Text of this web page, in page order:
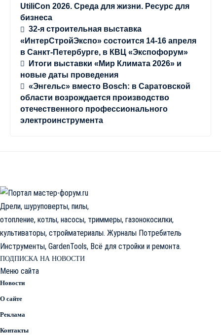
UtiliCon 2026. Среда для жизни. Ресурс для
бизнеса
32-я строительная выставка
«ИнтерСтройЭкспо» состоится 14-16 апреля
в Санкт-Петербурге, в КВЦ «Экспофорум»
Итоги выставки «Мир Климата 2026» и
новые даты проведения
«Энгельс» вместо Bosch: в Саратовской
области возрождается производство
отечественного профессионального
электроинструмента
Дрели, шуруповерты, пилы,
отопление, котлы, насосы, триммеры, газонокосилки,
культиваторы, стройматериалы. Журналы Потребитель
Инструменты, GardenTools, Всё для стройки и ремонта.
ПОДПИСКА НА НОВОСТИ
Меню сайта
Новости
О сайте
Реклама
Контакты